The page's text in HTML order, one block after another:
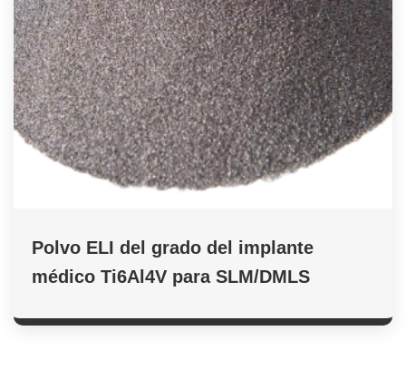
Polvo ELI del grado del implante
médico Ti6Al4V para SLM/DMLS